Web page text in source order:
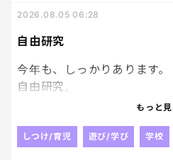
自由研究
2026.08.05 06:28
今年も、しっかりあります。
自由研究。
去年は、兄弟揃ってアリの
もっと
しつけ/育児 遊び/学び 学校